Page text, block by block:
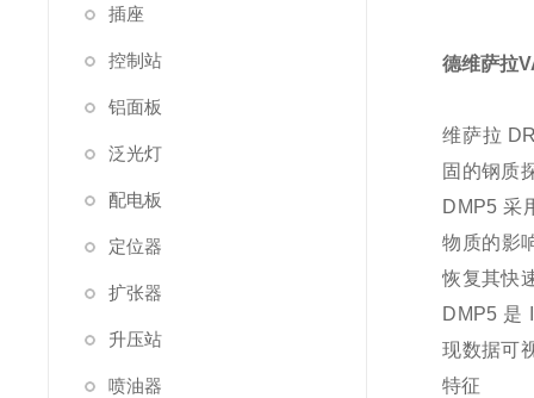
插座
控制站
铝面板
泛光灯
配电板
定位器
扩张器
升压站
喷油器
德维萨拉
维萨拉
固的钢质
DMP5 采
物质的影
恢复其快
DMP5 是
现数据可
特征